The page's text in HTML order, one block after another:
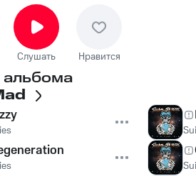
Слушать Нравится
альбома